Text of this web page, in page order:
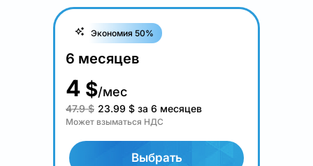
Экономия 50%
6 месяцев
4 $/мес
47.9 $ 23.99 $ за 6 месяцев
Может взыматься НДС
Выбрать